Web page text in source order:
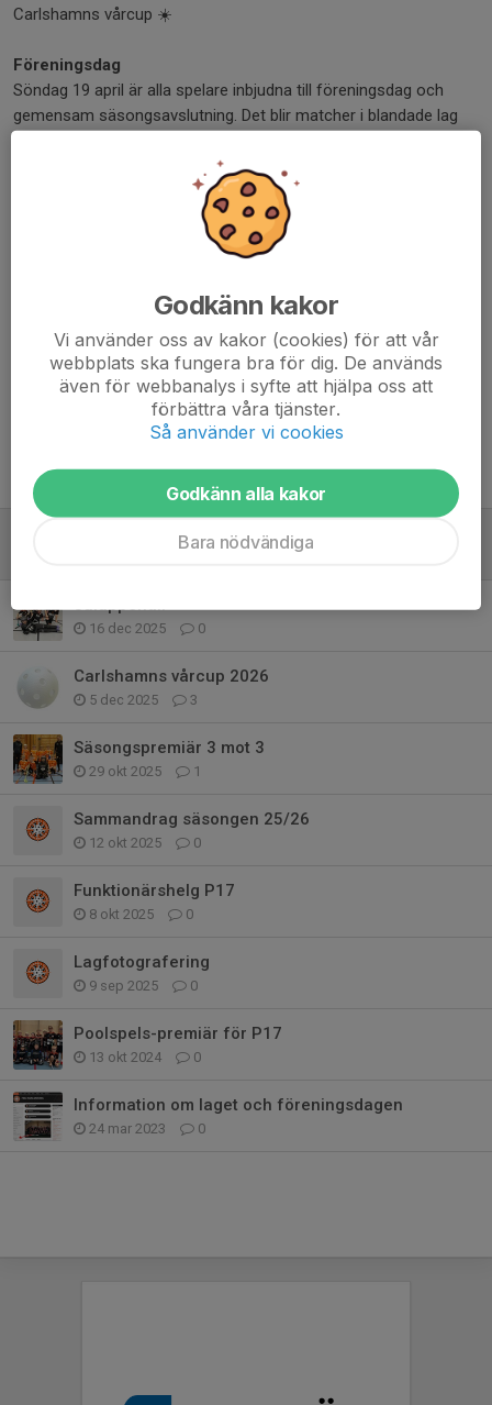
Carlshamns vårcup ☀️
Föreningsdag
Söndag 19 april är alla spelare inbjudna till föreningsdag och
gemensam säsongsavslutning. Det blir matcher i blandade lag
svara på kallelsen som gått ut.
Måndag 27 april avslutar vi säsongen på riktigt, med sista
Dela nyhet
Tidigare nyheter
Våruppdatering
16 dec 2025 0
Carlshamns vårcup 2026
5 dec 2025 3
Säsongspremiär 3 mot 3
29 okt 2025 1
Sammandrag säsongen 25/26
12 okt 2025 0
Funktionärshelg P17
8 okt 2025 0
Lagfotografering
9 sep 2025 0
Poolspels-premiär för P17
13 okt 2024 0
Information om laget och föreningsdagen
24 mar 2023 0
Godkänn kakor
Vi använder oss av kakor (cookies) för att vår
webbplats ska fungera bra för dig. De används
även för webbanalys i syfte att hjälpa oss att
förbättra våra tjänster.
Så använder vi cookies
Godkänn alla kakor
Bara nödvändiga